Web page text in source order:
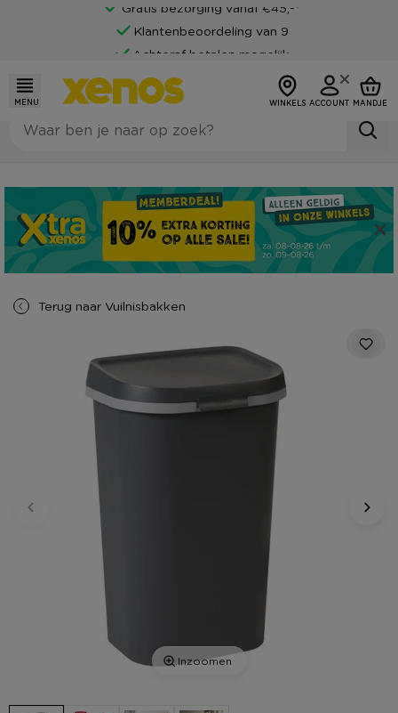
Gratis bezorging vanaf €45,-*
Klantenbeoordeling van 9
Achteraf betalen mogelijk
MENU WINKELS ACCOUNT MANDJE
Terug naar Vuilnisbakken
Inzoomen